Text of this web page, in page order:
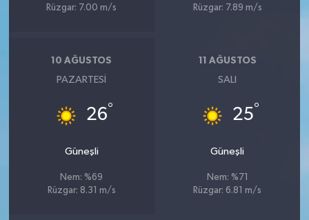
Rüzgar: 7.00 m/s
Rüzgar: 7.89 m/s
10 AĞUSTOS
PAZARTESI
26°
Güneşli
Nem: %69
Rüzgar: 8.31 m/s
11 AĞUSTOS
SALI
25°
Güneşli
Nem: %71
Rüzgar: 6.81 m/s